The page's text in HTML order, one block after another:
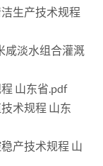
生产技术规程
咸淡水组合灌溉
山东省.pdf
术规程 山东
产技术规程 山